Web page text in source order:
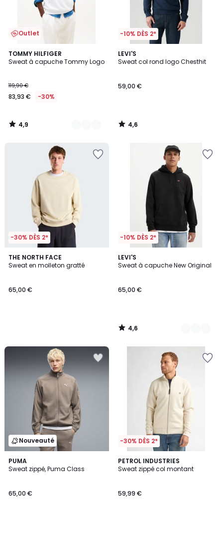
Outlet
TOMMY HILFIGER
Sweat à capuche Tommy Logo
119,90 €
83,93 € -30%
4,9
/ 5
2
Couleurs
4,9
/
-10% DÈS 2*
LEVI'S
Sweat col rond logo Chesthit
59,00 €
4,6
/ 5
4,6
/
-30% DÈS 2*
THE NORTH FACE
Sweat en molleton gratté
65,00 €
-10% DÈS 2*
LEVI'S
Sweat à capuche New Original
65,00 €
4,6
/ 5
2
Couleurs
4,6
/
Nouveauté
PUMA
Sweat zippé, Puma Class
65,00 €
-30% DÈS 2*
PETROL INDUSTRIES
Sweat zippé col montant
59,99 €